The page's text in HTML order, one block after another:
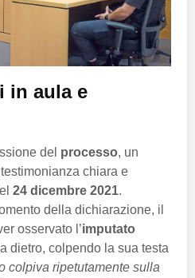
in aula e
del processo, un
chiara e
24 dicembre 2021.
della dichiarazione, il
osservato l’imputato
dietro, colpendo la sua testa
colpiva ripetutamente sulla